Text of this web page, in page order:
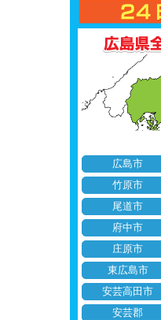
広島市
竹原市
尾道市
府中市
庄原市
東広島市
安芸高田市
安芸郡